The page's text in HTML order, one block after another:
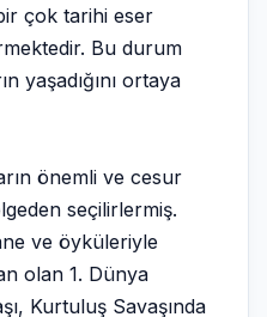
çok tarihi eser
Bu durum
yaşadığını ortaya
önemli ve cesur
seçilirlermiş.
ve öyküleriyle
olan 1. Dünya
Kurtuluş Savaşında